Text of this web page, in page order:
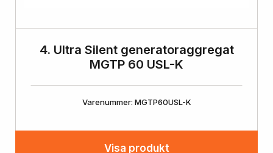
4. Ultra Silent generatoraggregat
MGTP 60 USL-K
Varenummer: MGTP60USL-K
Visa produkt